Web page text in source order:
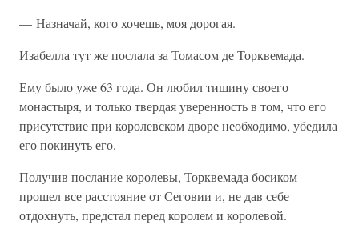
— Назначай, кого хочешь, моя дорогая.
Изабелла тут же послала за Томасом де Торквемада.
Ему было уже 63 года. Он любил тишину своего
монастыря, и только твердая уверенность в том, что его
присутствие при королевском дворе необходимо, убедила
его покинуть его.
Получив послание королевы, Торквемада босиком
прошел все расстояние от Сеговии и, не дав себе
отдохнуть, предстал перед королем и королевой.